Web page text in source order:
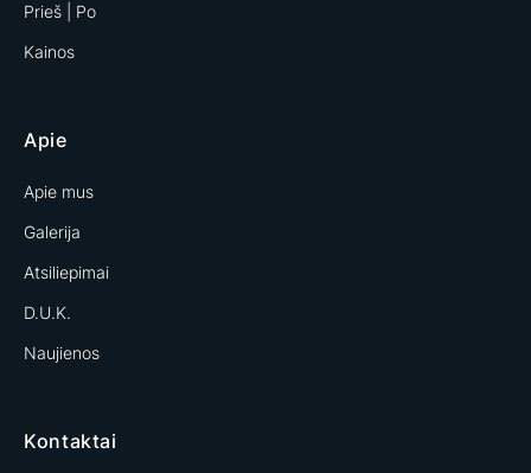
Prieš | Po
Kainos
Apie
Apie mus
Galerija
Atsiliepimai
D.U.K.
Naujienos
Kontaktai